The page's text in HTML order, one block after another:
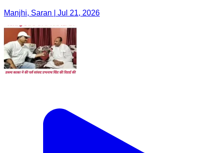
Manjhi, Saran | Jul 21, 2026